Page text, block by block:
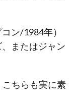
ン/1984年）
またはジャン
ちらも実に素